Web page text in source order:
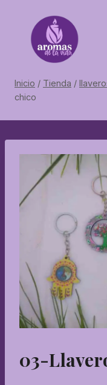
contenido
Inicio / Tienda /
chico
03-